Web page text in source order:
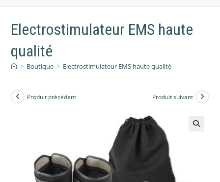
Electrostimulateur EMS haute
qualité
> Boutique > Electrostimulateur EMS haute qualité
Produit précédent Produit suivant